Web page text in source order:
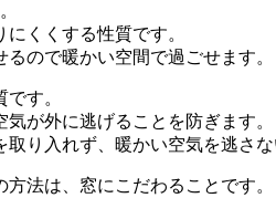
くくする性質です。
ので暖かい空間で過ごせます。
す。
が外に逃げることを防ぎます。
り入れず、暖かい空気を逃さな
法は、窓にこだわることです。